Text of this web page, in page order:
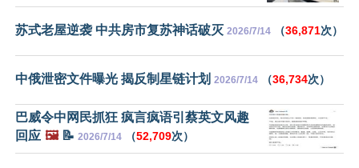
苏式老屋逆袭 中共房市复苏神话破灭 2026/7/14 （36,871次）
中俄泄密文件曝光 揭反制星链计划 2026/7/14 （36,734次）
巴威令中网民抓狂 疯言疯语引蔡英文风趣
回应 🖼️📝 2026/7/14 （52,709次）